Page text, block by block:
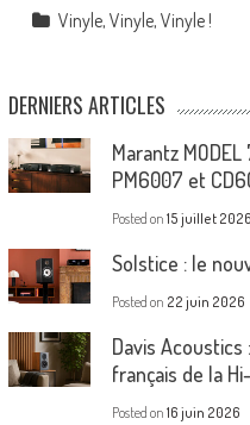
Vinyle, Vinyle, Vinyle !
DERNIERS ARTICLES
Marantz
PM6007 et
Posted on 15 juillet 2026
Solstice : le
Posted on 22 juin 2026
Davis Acoustics
français de la
Posted on 16 juin 2026